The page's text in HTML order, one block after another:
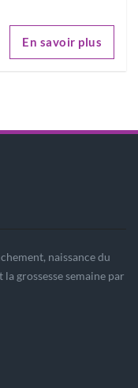
En savoir plus
naissance du
grossesse semaine par